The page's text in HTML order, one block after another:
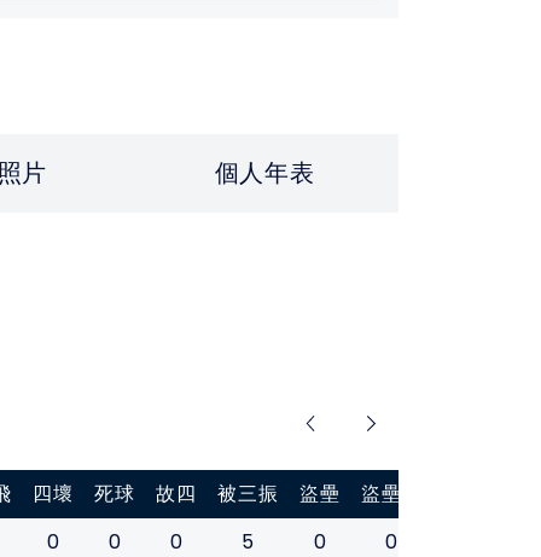
片 個人年表
四壞 死球 故四 被三振 盜壘 盜壘刺
0 0 0 5 0 0